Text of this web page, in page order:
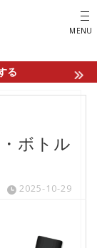
る
ボトル
2025-10-29